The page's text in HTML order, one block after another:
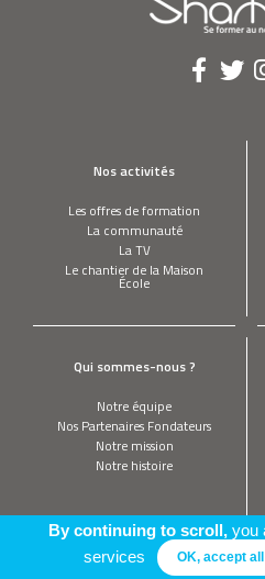
Nos activités
Les offres de formation
La communauté
La TV
Le chantier de la Maison
École
Qui sommes-nous ?
Notre équipe
Nos Partenaires Fondateurs
Notre mission
Notre histoire
By continuing to scroll,you
services
OK, accept all